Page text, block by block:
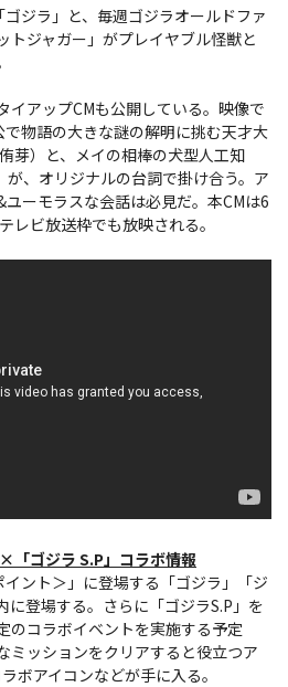
ゴジラ」と、毎週ゴジラオールドファ
トジャガー」がプレイヤブル怪獣と
イアップCMも公開している。映像で
で物語の大きな謎の解明に挑む天才大
芽）と、メイの相棒の犬型人工知
、オリジナルの台詞で掛け合う。ア
ーモラスな会話は必見だ。本CMは6
レビ放送枠でも放映される。
ゴジラ S.P」コラボ情報
イント＞」に登場する「ゴジラ」「ジ
に登場する。さらに「ゴジラS.P」を
のコラボイベントを実施する予定
ミッションをクリアすると役立つア
ボアイコンなどが手に入る。